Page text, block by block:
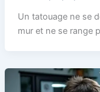
Un tatouage ne se
mur et ne se range